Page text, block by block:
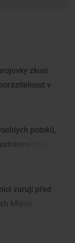
zkusí
v
potoků,
riziko
varují před
Mlýnů